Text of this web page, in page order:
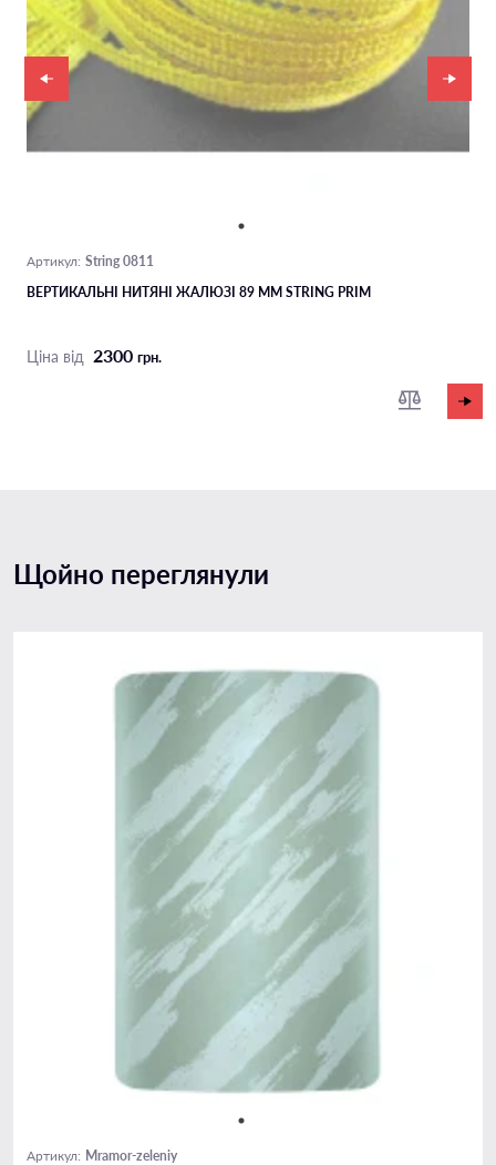
Артикул: String 0811
ВЕРТИКАЛЬНІ НИТЯНІ ЖАЛЮЗІ 89 ММ STRING PRIM
Ціна від 2300 грн.
Щойно переглянули
Артикул: Mramor-zeleniy